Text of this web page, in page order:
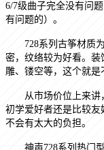
6/7级曲子完全没有问
有问题的）。
728系列古筝材质
密，纹络较为好看。
雕、镂空等，这个就是
从市场价位上来讲
初学爱好者还是比较
不会有太大的负担。
神声728系列热门